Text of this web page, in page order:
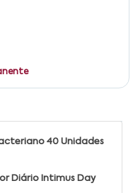
40 Unidades
Diário Intimus Day